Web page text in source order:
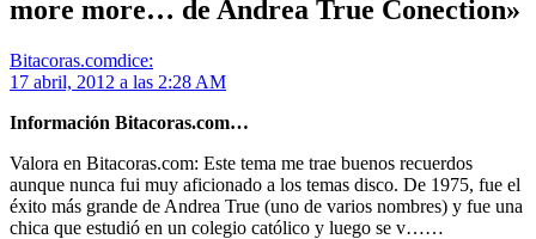
more more… de Andrea True Conection»
Bitacoras.comdice:
17 abril, 2012 a las 2:28 AM
Información Bitacoras.com…
Valora en Bitacoras.com: Este tema me trae buenos recuerdos
aunque nunca fui muy aficionado a los temas disco. De 1975, fue el
éxito más grande de Andrea True (uno de varios nombres) y fue una
chica que estudió en un colegio católico y luego se v……